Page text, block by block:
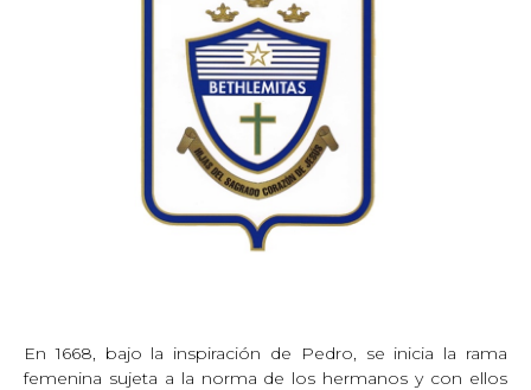
En 1668, bajo la inspiración de Pedro, se inicia la rama
femenina sujeta a la norma de los hermanos y con ellos